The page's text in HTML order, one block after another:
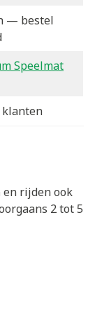
— bestel
Speelmat
klanten
en rijden ook
2 tot 5